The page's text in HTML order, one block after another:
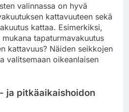
valinnassa on hyvä
kattavuuteen sekä
kattaa. Esimerkiksi,
tapaturmavakuutus
kattavuus? Näiden seikkojen
valitsemaan oikeanlaisen
ja pitkäaikaishoidon